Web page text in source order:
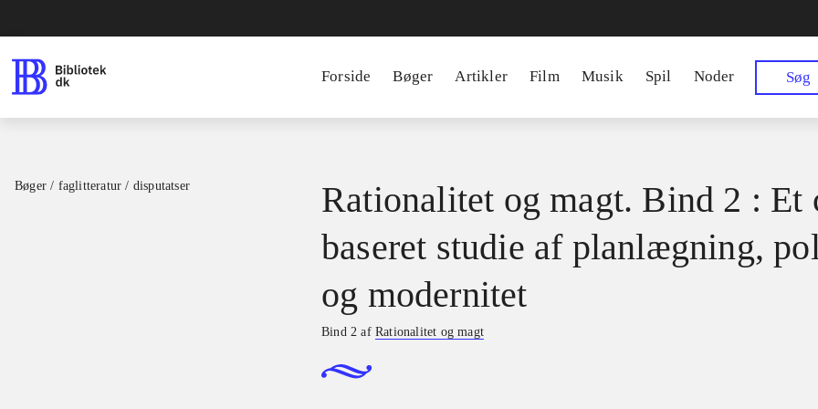
Forside Bøger Artikler Film Musik Spil Noder Søg
Bøger / faglitteratur / disputatser
Rationalitet og magt. Bind 2 : Et
baseret studie af planlægning,
og modernitet
Bind 2 afRationalitet og magt